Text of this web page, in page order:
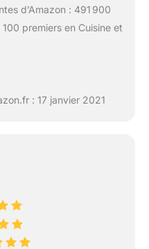
d’Amazon : 491 900
premiers en Cuisine et
: 17 janvier 2021